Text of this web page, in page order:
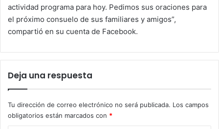
actividad programa para hoy. Pedimos sus oraciones para
el próximo consuelo de sus familiares y amigos”,
compartió en su cuenta de Facebook.
Deja una respuesta
Tu dirección de correo electrónico no será publicada. Los campos
obligatorios están marcados con *